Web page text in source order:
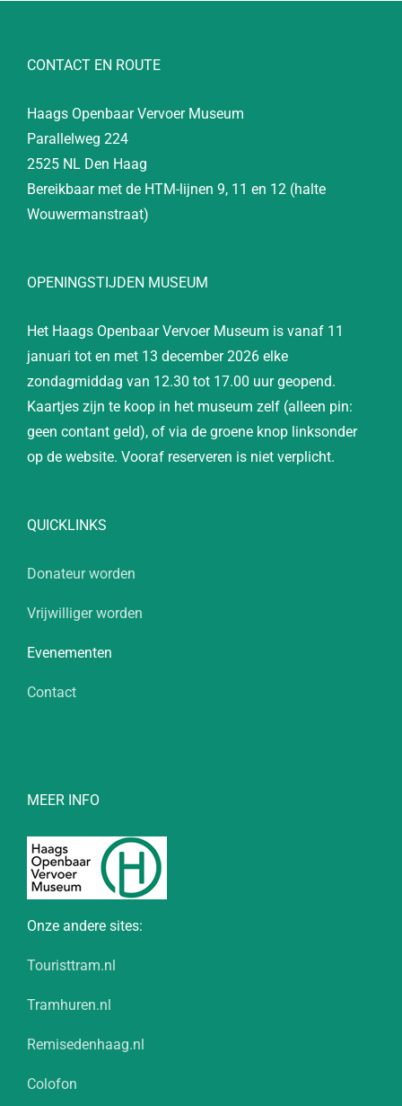
CONTACT EN ROUTE
Haags Openbaar Vervoer Museum
Parallelweg 224
2525 NL Den Haag
Bereikbaar met de HTM-lijnen 9, 11 en 12 (halte
Wouwermanstraat)
OPENINGSTIJDEN MUSEUM
Het Haags Openbaar Vervoer Museum is vanaf 11
januari tot en met 13 december 2026 elke
zondagmiddag van 12.30 tot 17.00 uur geopend.
Kaartjes zijn te koop in het museum zelf (alleen pin:
geen contant geld), of via de groene knop linksonder
op de website. Vooraf reserveren is niet verplicht.
QUICKLINKS
Donateur worden
Vrijwilliger worden
Evenementen
Contact
MEER INFO
Onze andere sites:
Touristtram.nl
Tramhuren.nl
Remisedenhaag.nl
Colofon